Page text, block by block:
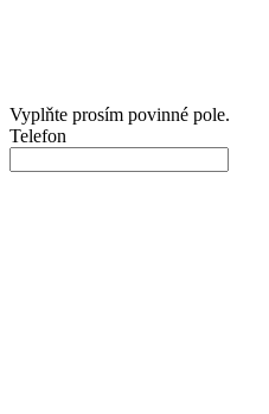
Vyplňte prosím povinné pole.
Telefon